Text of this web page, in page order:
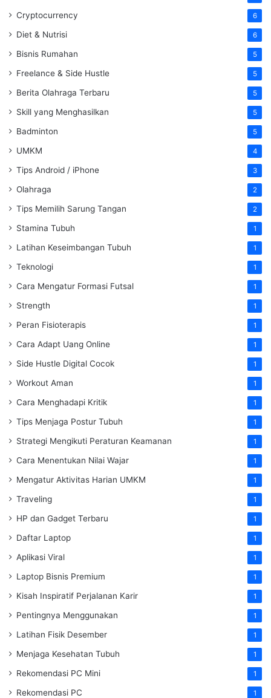
Cryptocurrency 6
Diet & Nutrisi 6
Bisnis Rumahan 5
Freelance & Side Hustle 5
Berita Olahraga Terbaru 5
Skill yang Menghasilkan 5
Badminton 5
UMKM 4
Tips Android / iPhone 3
Olahraga 2
Tips Memilih Sarung Tangan 2
Stamina Tubuh 1
Latihan Keseimbangan Tubuh 1
Teknologi 1
Cara Mengatur Formasi Futsal 1
Strength 1
Peran Fisioterapis 1
Cara Adapt Uang Online 1
Side Hustle Digital Cocok 1
Workout Aman 1
Cara Menghadapi Kritik 1
Tips Menjaga Postur Tubuh 1
Strategi Mengikuti Peraturan Keamanan 1
Cara Menentukan Nilai Wajar 1
Mengatur Aktivitas Harian UMKM 1
Traveling 1
HP dan Gadget Terbaru 1
Daftar Laptop 1
Aplikasi Viral 1
Laptop Bisnis Premium 1
Kisah Inspiratif Perjalanan Karir 1
Pentingnya Menggunakan 1
Latihan Fisik Desember 1
Menjaga Kesehatan Tubuh 1
Rekomendasi PC Mini 1
Rekomendasi PC 1